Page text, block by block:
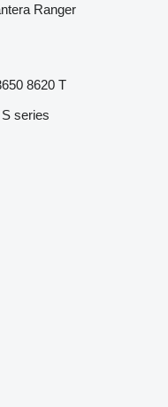
Ranger
8620 T
S series